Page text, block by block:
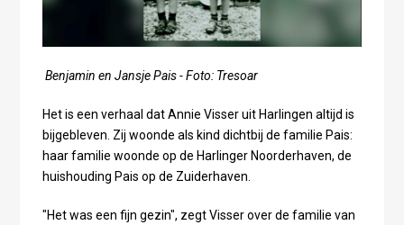
Benjamin en Jansje Pais - Foto: Tresoar
Het is een verhaal dat Annie Visser uit Harlingen altijd is
bijgebleven. Zij woonde als kind dichtbij de familie Pais:
haar familie woonde op de Harlinger Noorderhaven, de
huishouding Pais op de Zuiderhaven.
"Het was een fijn gezin", zegt Visser over de familie van